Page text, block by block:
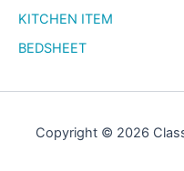
KITCHEN ITEM
BEDSHEET
Copyright © 2026